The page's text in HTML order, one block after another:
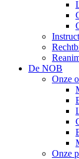
De NOB
Onze
Onze